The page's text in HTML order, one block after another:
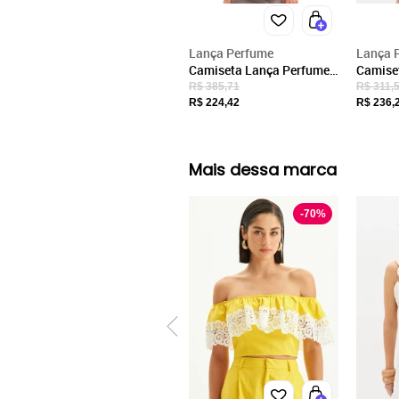
Lança Perfume
Camiseta Lança Perfume
Estampa OU24 Off White
Feminino
R$ 385,71
R$ 224,42
Lança
White
R$
R$
Mais dessa marca
-70%